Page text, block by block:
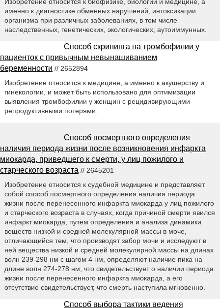
Изобретение относится к биофизике, биологии и медицине, а
именно к диагностике обменных нарушений, интоксикации
организма при различных заболеваниях, в том числе
наследственных, генетических, экологических, аутоиммунных.
Способ скрининга на тромбофилии у
пациенток с привычным невынашиванием
беременности // 2652894
Изобретение относится к медицине, а именно к акушерству и
гинекологии, и может быть использовано для оптимизации
выявления тромбофилии у женщин с рецидивирующими
репродуктивными потерями.
Способ посмертного определения
наличия периода жизни после возникновения инфаркта
миокарда, приведшего к смерти, у лиц пожилого и
старческого возраста // 2645201
Изобретение относится к судебной медицине и представляет
собой способ посмертного определения наличия периода
жизни после перенесенного инфаркта миокарда у лиц пожилого
и старческого возраста в случаях, когда причиной смерти явился
инфаркт миокарда, путем определения и анализа динамики
веществ низкой и средней молекулярной массы в моче,
отличающийся тем, что производят забор мочи и исследуют в
ней вещества низкой и средней молекулярной массы на длинах
волн 239-298 нм с шагом 4 нм, определяют наличие пика на
длине волн 274-278 нм, что свидетельствует о наличии периода
жизни после перенесенного инфаркта миокарда, а его
отсутствие свидетельствует, что смерть наступила мгновенно.
Способ выбора тактики ведения